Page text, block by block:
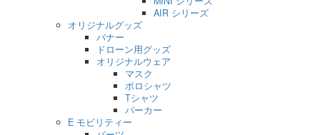
AIR シリーズ
オリジナルグッズ
バナー
ドローン用グッズ
オリジナルウェア
マスク
ポロシャツ
Tシャツ
パーカー
E モビリティー